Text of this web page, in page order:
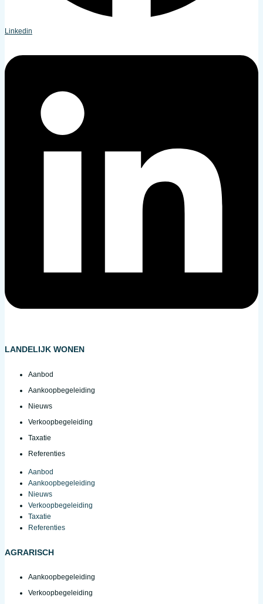
Linkedin
LANDELIJK WONEN
Aanbod
Aankoopbegeleiding
Nieuws
Verkoopbegeleiding
Taxatie
Referenties
Aanbod
Aankoopbegeleiding
Nieuws
Verkoopbegeleiding
Taxatie
Referenties
AGRARISCH
Aankoopbegeleiding
Verkoopbegeleiding